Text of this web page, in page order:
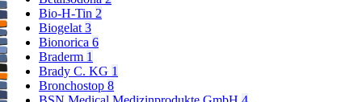
– Betadona Wund-Gel und Taurolidin, ein Chemotherapeutikum
gegen Bakterien und Pilze, da Taurolidin zu einer Säure
(Ameisensäure) umgewandelt werden kann, die intensives Brennen
hervorruft.
Eiweiß, Blut- oder Eiterbestandteile können die Wirksamkeit von
Bio-H-Tin 2
Biogelat3
Bionorica 6
Braderm 1
Brady C. KG 1
Bronchostop 8